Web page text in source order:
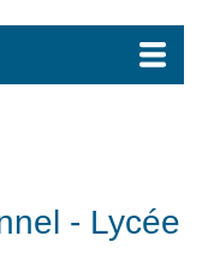
- Lycée